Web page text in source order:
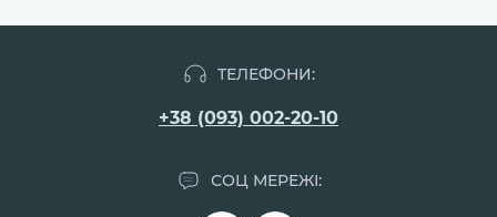
ТЕЛЕФОНИ:
+38 (093) 002-20-10
СОЦ МЕРЕЖІ: